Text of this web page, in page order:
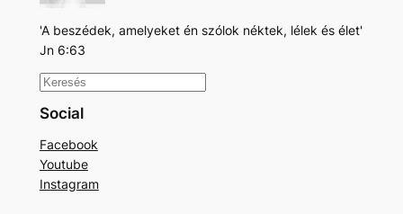
'A beszédek, amelyeket én szólok néktek, lélek és élet'
Jn 6:63
K
e
e
s
Social
Facebook
Youtube
Instagram